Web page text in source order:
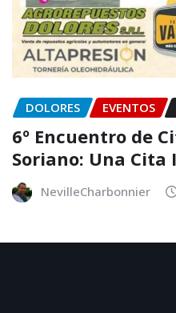
DOLORES EVENTOS
6º Encuentro de
Soriano: Una Cita
NevilleCharbonnier